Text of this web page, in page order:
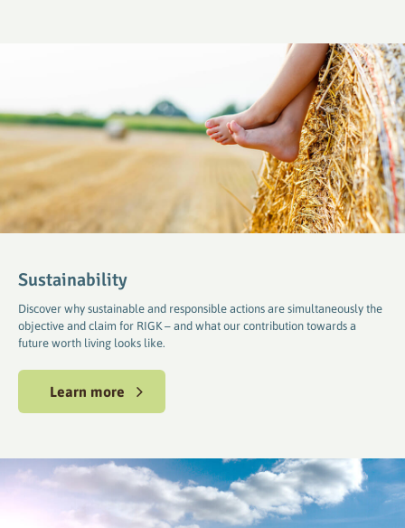
Sustainability
Discover why sustainable and responsible actions are simultaneously the
objective and claim for RIGK – and what our contribution towards a
future worth living looks like.
Learn more